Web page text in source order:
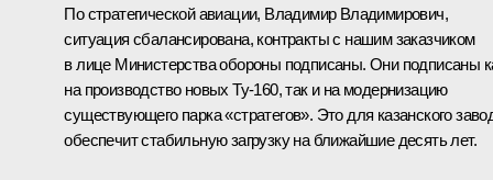
По стратегической авиации, Владимир Владимирович,
ситуация сбалансирована, контракты с нашим заказчиком
в лице Министерства обороны подписаны. Они подписаны
на производство новых Ту-160, так и на модернизацию
существующего парка «стратегов». Это для казанского
обеспечит стабильную загрузку на ближайшие десять лет.